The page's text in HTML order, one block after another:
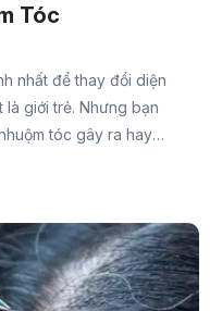
Tóc
nhất để thay đổi diện
là giới trẻ. Nhưng bạn
tóc gây ra hay